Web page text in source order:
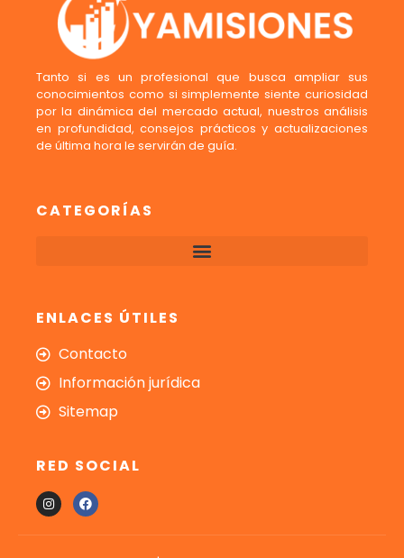
Tanto si es un profesional que busca ampliar sus
conocimientos como si simplemente siente curiosidad
por la dinámica del mercado actual, nuestros análisis
en profundidad, consejos prácticos y actualizaciones
de última hora le servirán de guía.
CATEGORÍAS
ENLACES ÚTILES
Contacto
Información jurídica
Sitemap
RED SOCIAL